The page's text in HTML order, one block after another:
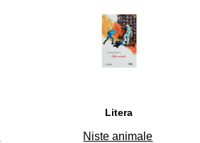
30
Litera
Niste animale